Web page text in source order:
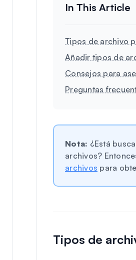
Tipos de archivo
Añadir tipos de
Consejos para
Preguntas
Nota: ¿Está
archivos?
archivos para
Tipos de